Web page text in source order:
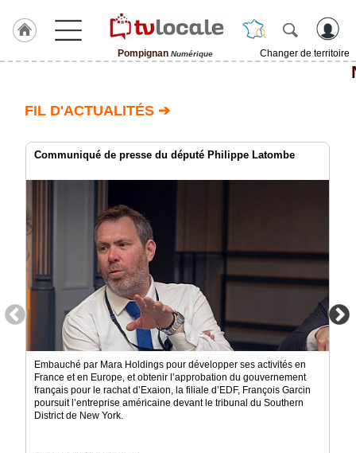
Pompignan Numérique
Changer de territoire
Pompignan
TvLocale
Accueil
RUBRIQUES
Gazette
Médias
groupe
FIL D'ACTUALITÉS ➔
Communiqué de presse du député Philippe Latombe
Embauché par Mara Holdings pour développer ses activités en
France et en Europe, et obtenir l’approbation du gouvernement
français pour le rachat d’Exaion, la filiale d’EDF, François Garcin
poursuit l’entreprise américaine devant le tribunal du Southern
District de New York.